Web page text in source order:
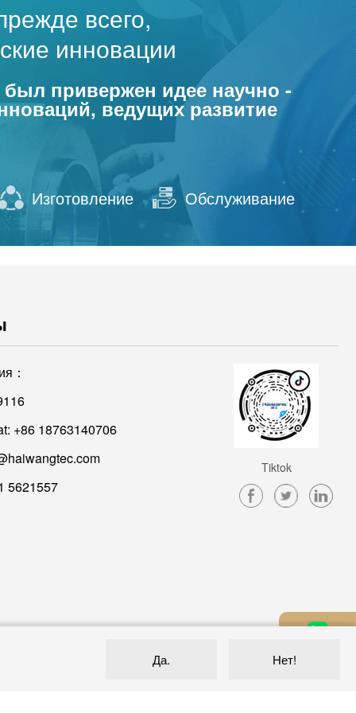
всего,
инновации
был привержен идее научно -
ведущих развитие
Изготовление Обслуживание
：
+86 18763140706
5621557
Tiktok
WhatsApp
Да. Нет!